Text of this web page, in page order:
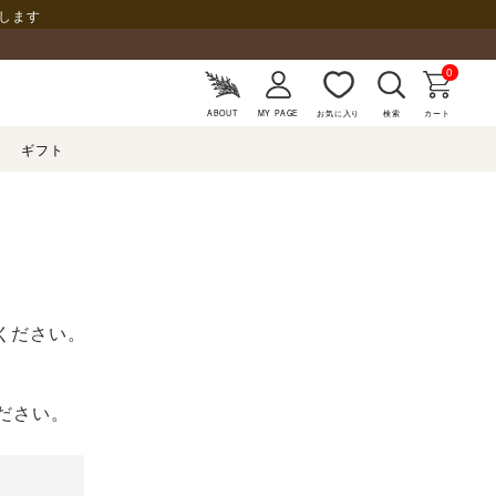
ます
ABOUT MY PAGE お気に入り 検索
0
カート
ギフト
さい。
い。